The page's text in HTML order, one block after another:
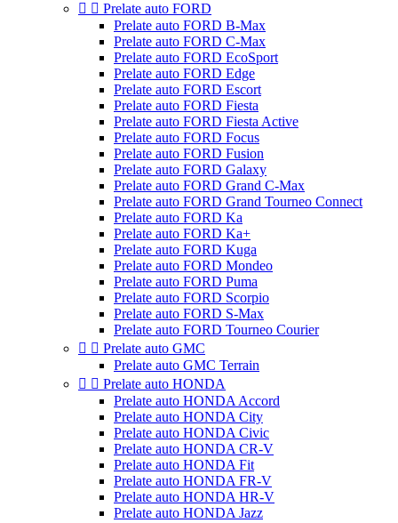
  Prelate auto FORD
Prelate auto FORD B-Max
Prelate auto FORD C-Max
Prelate auto FORD EcoSport
Prelate auto FORD Edge
Prelate auto FORD Escort
Prelate auto FORD Fiesta
Prelate auto FORD Fiesta Active
Prelate auto FORD Focus
Prelate auto FORD Fusion
Prelate auto FORD Galaxy
Prelate auto FORD Grand C-Max
Prelate auto FORD Grand Tourneo Connect
Prelate auto FORD Ka
Prelate auto FORD Ka+
Prelate auto FORD Kuga
Prelate auto FORD Mondeo
Prelate auto FORD Puma
Prelate auto FORD Scorpio
Prelate auto FORD S-Max
Prelate auto FORD Tourneo Courier
  Prelate auto GMC
Prelate auto GMC Terrain
  Prelate auto HONDA
Prelate auto HONDA Accord
Prelate auto HONDA City
Prelate auto HONDA Civic
Prelate auto HONDA CR-V
Prelate auto HONDA Fit
Prelate auto HONDA FR-V
Prelate auto HONDA HR-V
Prelate auto HONDA Jazz